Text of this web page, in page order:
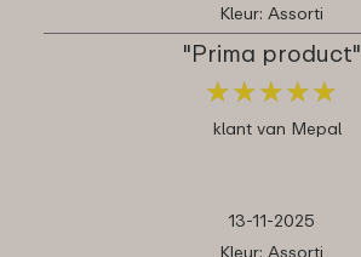
Kleur: Assorti
"Prima product"
★★★★★
★★★★★
klant van Mepal
13-11-2025
Kleur: Assorti